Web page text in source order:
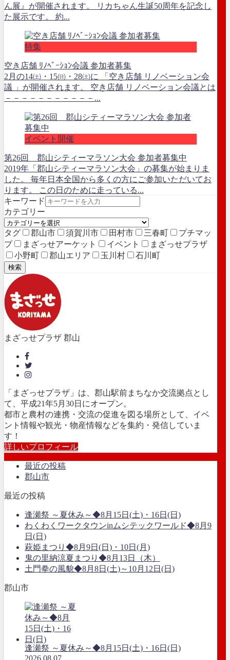
ん展』が開催されます。 リカちゃん生誕50周年を記念し
た展示です。 約...
特集
空き店舗 ﾘﾉﾍﾞｰｼｮﾝ会議 参加者募集
2月の14㈯・15㈰・28㈯に 「空き店舗 リノベーション会
議 」が開催されます。 空き店舗 リノベーション会議とは
－－－－－－－－－－－...
イベント開催
第26回 郡山シティーマラソン大会 参加者募集中
2019年「郡山シティーマラソン大会」の募集が始まりま
した。 毎年日本全国から多くの方にご参加いただいてお
ります。 この日のために走っている...
キーワード
カテゴリー
タグ 郡山市 須賀川市 田村市 三春町
プチマッ
プ
まざっせアーケット イベント
まざっせプラザ
小野町
郡山エリア 玉川村 石川町
検索
まざっせプラザ 郡山
「まざっせプラザ」は、郡山駅前まちなか交流拠点とし
て、平成21年5月30日にオープン。
都市と農村の連携・交流の促進を図る場所として、イベ
ント情報や観光・物産情報などを集約・発信していま
す！
詳しいプロフィール
最近の投稿
郡山市
最近の投稿
逢瀬祭 ～夏休み～◆8月15日(土)・16日(日)
わくわくワークタウンinムシテックワールド◆8月9
日(日)
萩姫まつり◆8月9日(日)・10日(月)
鬼の里納涼夏まつり◆8月13日（木）
土門拳の風貌◆8月8日(土)～10月12日(日)
郡山市
逢瀬祭 ～夏休み～◆8月15日(土)・16日(日)
2026.08.07